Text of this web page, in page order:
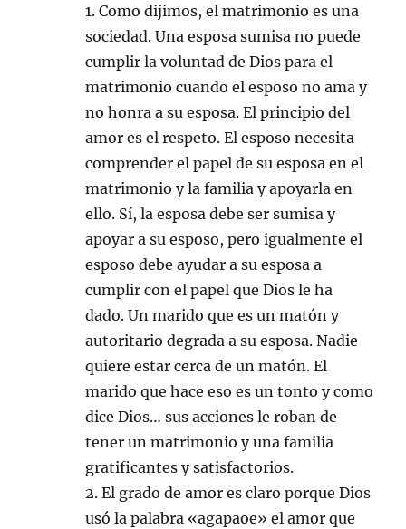
1. Como dijimos, el matrimonio es una
sociedad. Una esposa sumisa no puede
cumplir la voluntad de Dios para el
matrimonio cuando el esposo no ama y
no honra a su esposa. El principio del
amor es el respeto. El esposo necesita
comprender el papel de su esposa en el
matrimonio y la familia y apoyarla en
ello. Sí, la esposa debe ser sumisa y
apoyar a su esposo, pero igualmente el
esposo debe ayudar a su esposa a
cumplir con el papel que Dios le ha
dado. Un marido que es un matón y
autoritario degrada a su esposa. Nadie
quiere estar cerca de un matón. El
marido que hace eso es un tonto y como
dice Dios… sus acciones le roban de
tener un matrimonio y una familia
gratificantes y satisfactorios.
2. El grado de amor es claro porque Dios
usó la palabra «agapaoe» el amor que